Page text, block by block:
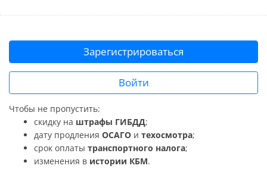
Зарегистрироваться
Войти
Чтобы не пропустить:
скидку на штрафы ГИБДД;
дату продления ОСАГО и техосмотра;
срок оплаты транспортного налога;
изменения в истории КБМ.